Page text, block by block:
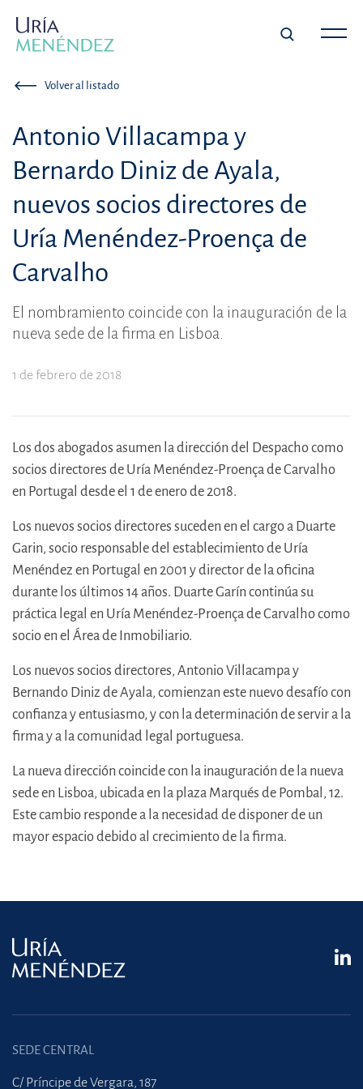
Volver al listado
Antonio Villacampa y
Bernardo Diniz de Ayala,
nuevos socios directores de
Uría Menéndez-Proença de
Carvalho
El nombramiento coincide con la inauguración de la
nueva sede de la firma en Lisboa.
1 de febrero de 2018
Los dos abogados asumen la dirección del Despacho como
socios directores de Uría Menéndez-Proença de Carvalho
en Portugal desde el 1 de enero de 2018.
Los nuevos socios directores suceden en el cargo a Duarte
Garin, socio responsable del establecimiento de Uría
Menéndez en Portugal en 2001 y director de la oficina
durante los últimos 14 años. Duarte Garín continúa su
práctica legal en Uría Menéndez-Proença de Carvalho como
socio en el Área de Inmobiliario.
Los nuevos socios directores, Antonio Villacampa y
Bernando Diniz de Ayala, comienzan este nuevo desafío con
confianza y entusiasmo, y con la determinación de servir a la
firma y a la comunidad legal portuguesa.
La nueva dirección coincide con la inauguración de la nueva
sede en Lisboa, ubicada en la plaza Marqués de Pombal, 12.
Este cambio responde a la necesidad de disponer de un
mayor espacio debido al crecimiento de la firma.
SEDE CENTRAL
C/ Príncipe de Vergara, 187